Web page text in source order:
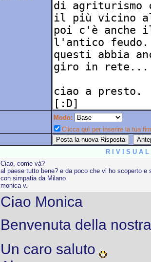
Modo:
Clicca quì per inserire la tua
R I V I S U A
Ciao, come và?
al paese tutto bene? e da poco che vi ho scoperto
con simpatia da Milano
monica v.
Ciao Monica
Benvenuta della
Un caro saluto